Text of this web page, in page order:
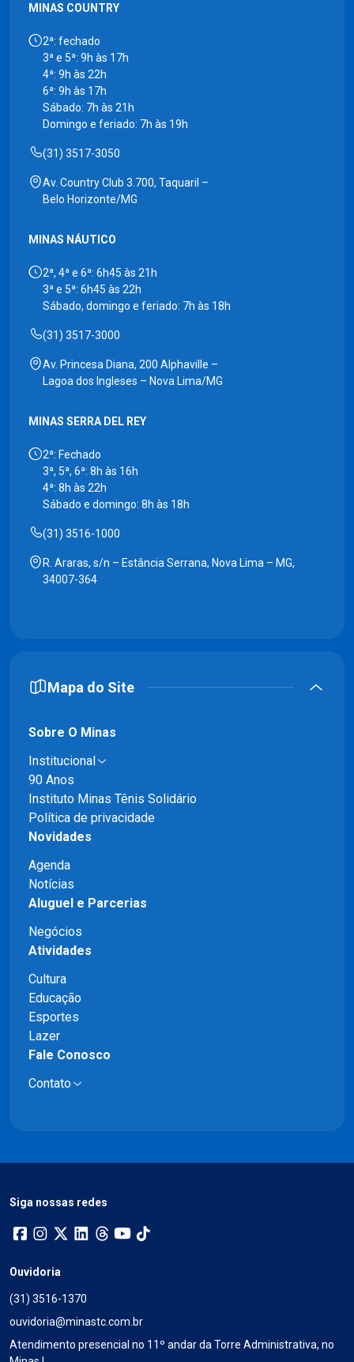
MINAS COUNTRY
2ª: fechado
3ª e 5ª: 9h às 17h
4ª: 9h às 22h
6ª: 9h às 17h
Sábado: 7h às 21h
Domingo e feriado: 7h às 19h
(31) 3517-3050
Av. Country Club 3.700, Taquaril –
Belo Horizonte/MG
MINAS NÁUTICO
2ª, 4ª e 6ª: 6h45 às 21h
3ª e 5ª: 6h45 às 22h
Sábado, domingo e feriado: 7h às 18h
(31) 3517-3000
Av. Princesa Diana, 200 Alphaville –
Lagoa dos Ingleses – Nova Lima/MG
MINAS SERRA DEL REY
2ª: Fechado
3ª, 5ª, 6ª: 8h às 16h
4ª: 8h às 22h
Sábado e domingo: 8h às 18h
(31) 3516-1000
R. Araras, s/n – Estância Serrana, Nova Lima – MG,
34007-364
Mapa do Site
Sobre O Minas
Institucional
90 Anos
Instituto Minas Tênis Solidário
Política de privacidade
Novidades
Agenda
Notícias
Aluguel e Parcerias
Negócios
Atividades
Cultura
Educação
Esportes
Lazer
Fale Conosco
Contato
Siga nossas redes
Ouvidoria
(31) 3516-1370
ouvidoria@minastc.com.br
Atendimento presencial no 11º andar da Torre Administrativa, no